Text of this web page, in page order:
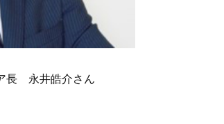
長 永井皓介さん